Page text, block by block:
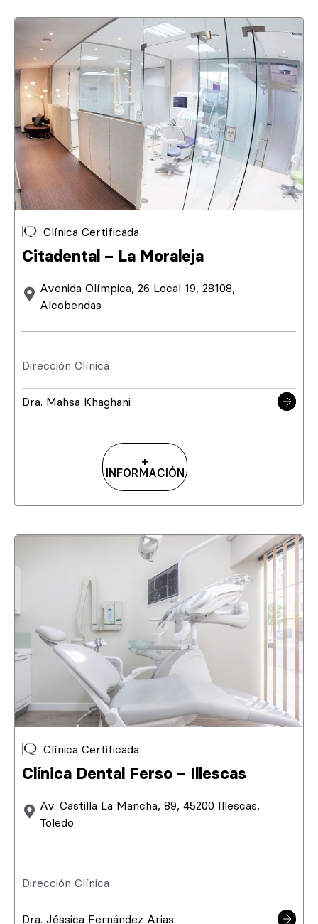
Clínica Certificada
Citadental – La Moraleja
Avenida Olímpica, 26 Local 19, 28108,
Alcobendas
Dirección Clínica
Dra. Mahsa Khaghani
+
INFORMACIÓN
Clínica Certificada
Clínica Dental Ferso – Illescas
Av. Castilla La Mancha, 89, 45200 Illescas,
Toledo
Dirección Clínica
Dra. Jéssica Fernández Arias